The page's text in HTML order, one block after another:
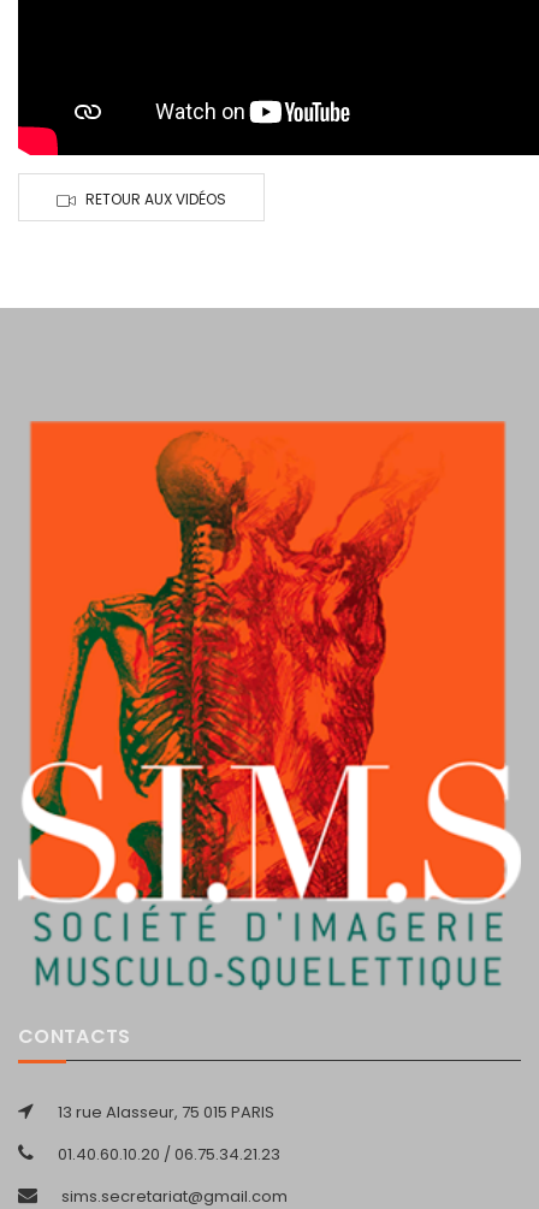
RETOUR AUX VIDÉOS
CONTACTS
13 rue Alasseur, 75 015 PARIS
01.40.60.10.20 / 06.75.34.21.23
sims.secretariat@gmail.com